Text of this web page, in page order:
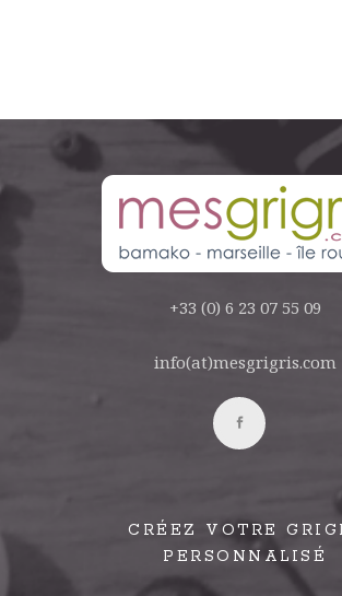
+33 (0) 6 23 07 55 09
info(at)mesgrigris.com
CRÉEZ VOTRE
PERSONNALISÉ